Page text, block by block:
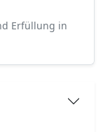
Erfüllung in